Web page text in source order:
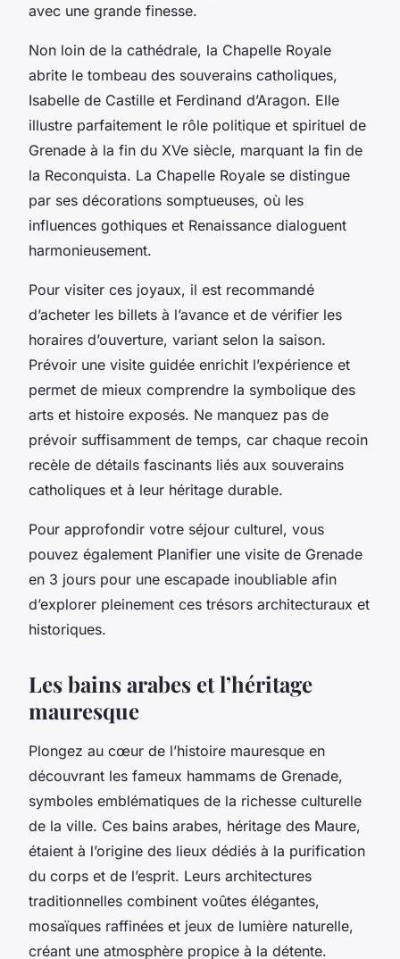
avec une grande finesse.
Non loin de la cathédrale, la Chapelle Royale
abrite le tombeau des souverains catholiques,
Isabelle de Castille et Ferdinand d’Aragon. Elle
illustre parfaitement le rôle politique et spirituel de
Grenade à la fin du XVe siècle, marquant la fin de
la Reconquista. La Chapelle Royale se distingue
par ses décorations somptueuses, où les
influences gothiques et Renaissance dialoguent
harmonieusement.
Pour visiter ces joyaux, il est recommandé
d’acheter les billets à l’avance et de vérifier les
horaires d’ouverture, variant selon la saison.
Prévoir une visite guidée enrichit l’expérience et
permet de mieux comprendre la symbolique des
arts et histoire exposés. Ne manquez pas de
prévoir suffisamment de temps, car chaque recoin
recèle de détails fascinants liés aux souverains
catholiques et à leur héritage durable.
Pour approfondir votre séjour culturel, vous
pouvez également Planifier une visite de Grenade
en 3 jours pour une escapade inoubliable afin
d’explorer pleinement ces trésors architecturaux et
historiques.
Les bains arabes et l’héritage
mauresque
Plongez au cœur de l’histoire mauresque en
découvrant les fameux hammams de Grenade,
symboles emblématiques de la richesse culturelle
de la ville. Ces bains arabes, héritage des Maure,
étaient à l’origine des lieux dédiés à la purification
du corps et de l’esprit. Leurs architectures
traditionnelles combinent voûtes élégantes,
mosaïques raffinées et jeux de lumière naturelle,
créant une atmosphère propice à la détente.